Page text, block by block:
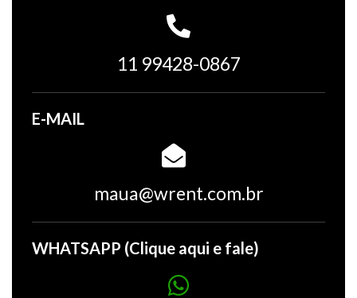
11 99428-0867
E-MAIL
maua@wrent.com.br
WHATSAPP (Clique aqui e fale)